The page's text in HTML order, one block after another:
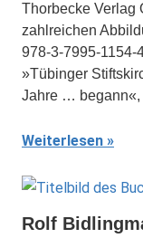
Thorbecke Verlag
zahlreichen
978-3-7995-1154-
»Tübinger
Jahre … begann«,
Weiterlesen
Rolf